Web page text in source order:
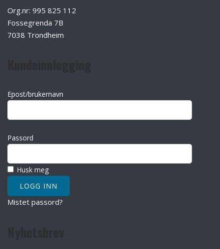
Org.nr: 995 825 112
Fossegrenda 7B
7038 Trondheim
Epost/brukernavn
Passord
Husk meg
Mistet passord?